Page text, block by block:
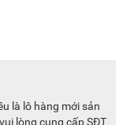
cửa tủ nghịch phá.
sẽ, tránh tình trạng
là lô hàng mới sản
lòng cung cấp SĐT